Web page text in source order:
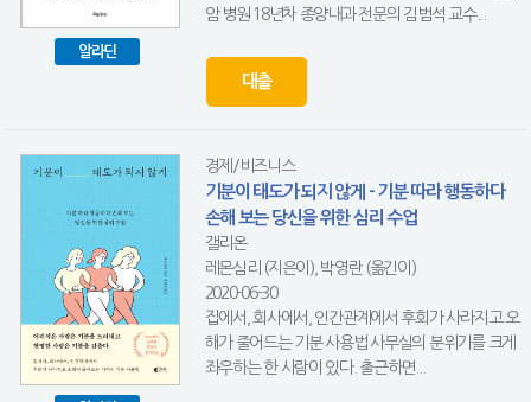
알라딘
암 병원 18년차 종양내과 전문의 김범석 교수...
대출
경제/비즈니스
기분이 태도가 되지 않게 - 기분 따라 행동하다
손해 보는 당신을 위한 심리 수업
갤리온
레몬심리 (지은이), 박영란 (옮긴이)
2020-06-30
집에서, 회사에서, 인간관계에서 후회가 사라지고 오
해가 줄어드는 기분 사용법 사무실의 분위기를 크게
좌우하는 한 사람이 있다. 출근하면...